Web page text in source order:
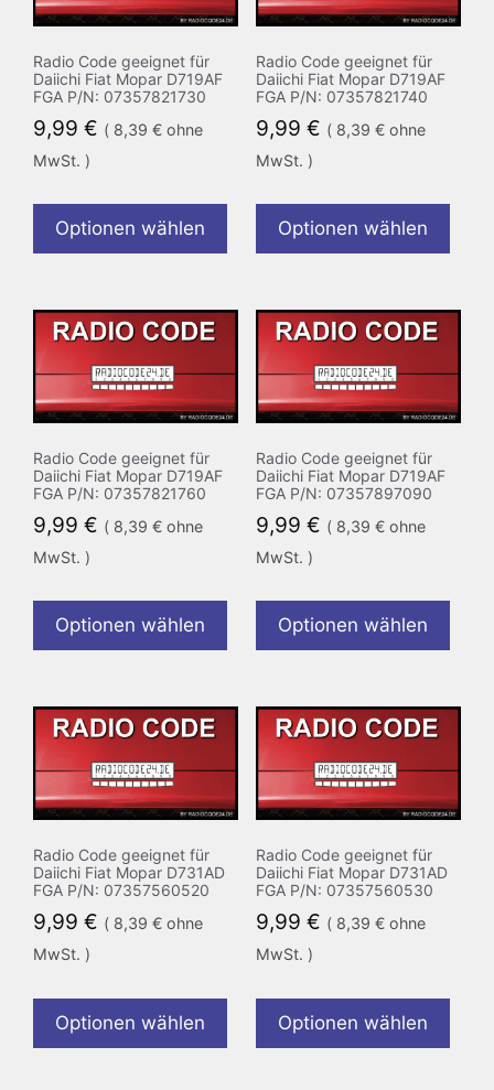
Radio Code geeignet für
Daiichi Fiat Mopar D719AF
FGA P/N: 07357821730
9,99 € ( 8,39 € ohne
MwSt. )
Optionen wählen
Radio Code geeignet für
Daiichi Fiat Mopar D719AF
FGA P/N: 07357821740
9,99 € ( 8,39 €ohne
MwSt. )
Optionen wählen
Radio Code geeignet für
Daiichi Fiat Mopar D719AF
FGA P/N: 07357821760
9,99 € ( 8,39 € ohne
MwSt. )
Optionen wählen
Radio Code geeignet für
Daiichi Fiat Mopar D719AF
FGA P/N: 07357897090
9,99 € ( 8,39 €ohne
MwSt. )
Optionen wählen
Radio Code geeignet für
Daiichi Fiat Mopar D731AD
FGA P/N: 07357560520
9,99 € ( 8,39 € ohne
MwSt. )
Optionen wählen
Radio Code geeignet für
Daiichi Fiat Mopar D731AD
FGA P/N: 07357560530
9,99 € ( 8,39 €ohne
MwSt. )
Optionen wählen